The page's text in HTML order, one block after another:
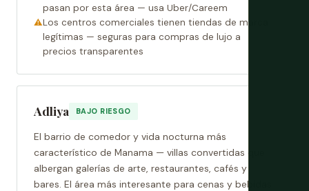
pasan por esta área — usa Uber/Careem
Los centros comerciales tienen tiendas de marca
legítimas — seguras para compras de lujo a
precios transparentes
Adliya BAJO RIESGO
El barrio de comedor y vida nocturna más
característico de Manama — villas convertidas que
albergan galerías de arte, restaurantes, cafés y
bares. El área más interesante para cenas y bebidas